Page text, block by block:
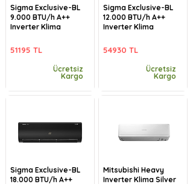
Sigma Exclusive-BL
9.000 BTU/h A++
Inverter Klima
51195 TL
Ücretsiz
Kargo
Sigma Exclusive-BL
18.000 BTU/h A++
Sigma Exclusive-BL
12.000 BTU/h A++
Inverter Klima
54930 TL
Ücretsiz
Kargo
Mitsubishi Heavy
Inverter Klima Silver